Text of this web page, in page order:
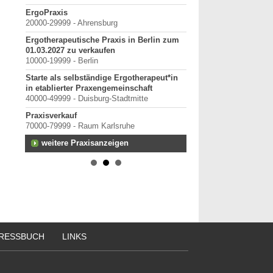
ErgoPraxis
20000-29999 - Ahrensburg
Ergotherapeutische Praxis in Berlin zum
01.03.2027 zu verkaufen
10000-19999 - Berlin
Starte als selbständige Ergotherapeut*in
in etablierter Praxengemeinschaft
40000-49999 - Duisburg-Stadtmitte
Praxisverkauf
70000-79999 - Raum Karlsruhe
weitere Praxisanzeigen
LINKS